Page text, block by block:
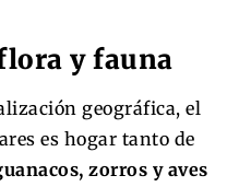
y fauna
geográfica, el
es hogar tanto de
zorros y aves